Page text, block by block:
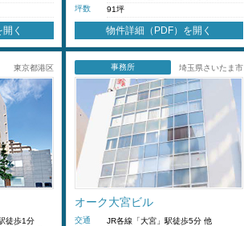
く
坪数
91坪
物件詳細（PDF）を開く
東京都港区
徒歩1分
事務所 埼玉県さいたま市
オーク大宮ビル
交通
JR各線「大宮」駅徒歩5分 他